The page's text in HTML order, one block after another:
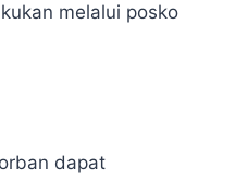
melalui posko
dapat